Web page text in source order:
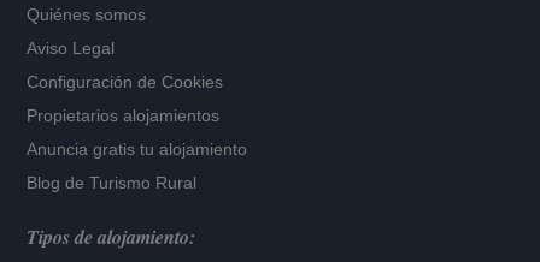
Quiénes somos
Aviso Legal
Configuración de Cookies
Propietarios alojamientos
Anuncia gratis tu alojamiento
Blog de Turismo Rural
Tipos de alojamiento: